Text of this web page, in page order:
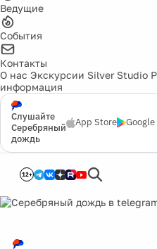
Ведущие
События
Контакты
О нас Экскурсии Silver Studio
информация
Слушайте
Серебряный
дождь
App Store Google
12+